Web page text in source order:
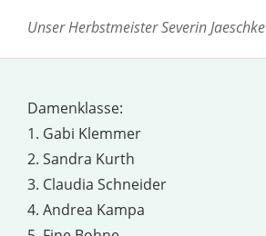
Unser Herbstmeister Severin Jaeschke
Damenklasse:
1. Gabi Klemmer
2. Sandra Kurth
3. Claudia Schneider
4. Andrea Kampa